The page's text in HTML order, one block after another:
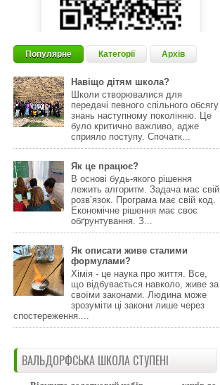
Популярне Категорії Архів
Навіщо дітям школа?
Школи створювалися для
передачі певного спільного обсягу
знань наступному поколінню. Це
було критично важливо, адже
сприяло поступу. Спочатк...
Як це працює?
В основі будь-якого рішення
лежить алгоритм. Задача має свій
розвʼязок. Програма має свій код.
Економічне рішення має своє
обґрунтування. З...
Як описати живе сталими
формулами?
Хімія - це наука про життя. Все,
що відбувається навколо, живе за
своїми законами. Людина може
зрозуміти ці закони лише через
спостереження....
ВАЛЬДОРФСЬКА ШКОЛА СТУПЕНІ